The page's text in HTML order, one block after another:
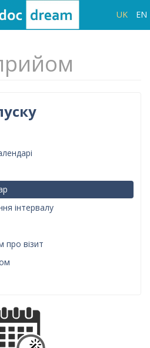
UK EN
інтервалу
про візит